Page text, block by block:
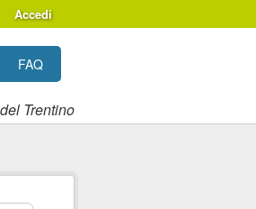
Accedi
Trentino
FAQ